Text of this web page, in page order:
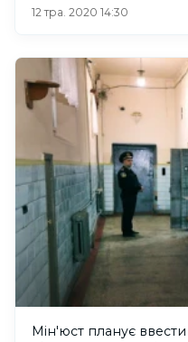
12 тра. 2020 14:30
Мін'юст планує